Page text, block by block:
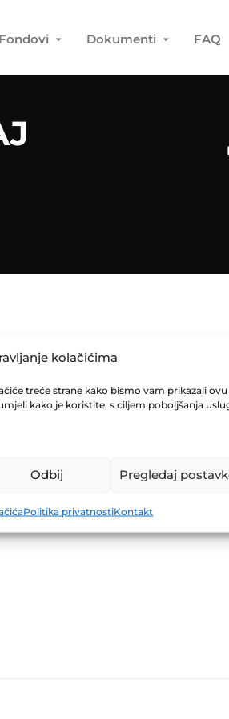
kolačićima
treće strane kako bismo vam prikazali ovu
kako je koristite, s ciljem poboljšanja
Odbij Pregledaj
Politika privatnostiKontakt
Fondovi Dokumenti FAQ